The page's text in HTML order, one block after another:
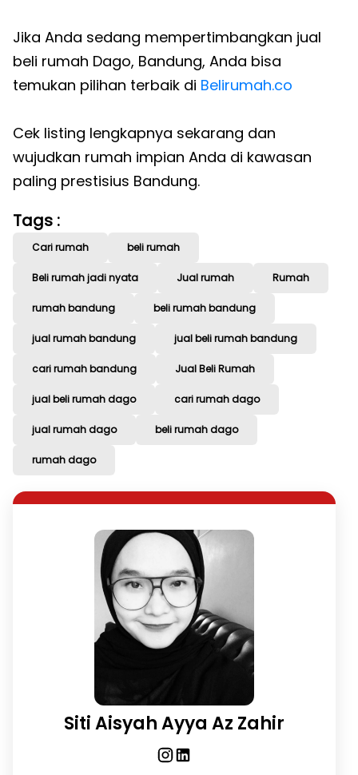
Jika Anda sedang mempertimbangkan jual
beli rumah Dago, Bandung, Anda bisa
temukan pilihan terbaik di Belirumah.co
Cek listing lengkapnya sekarang dan
wujudkan rumah impian Anda di kawasan
paling prestisius Bandung.
Tags :
Cari rumah beli rumah
Beli rumah jadi nyata Jual rumah Rumah
rumah bandung beli rumah bandung
jual rumah bandung jual beli rumah bandung
cari rumah bandung Jual Beli Rumah
jual beli rumah dago cari rumah dago
jual rumah dago beli rumah dago
rumah dago
Siti Aisyah Ayya Az Zahir